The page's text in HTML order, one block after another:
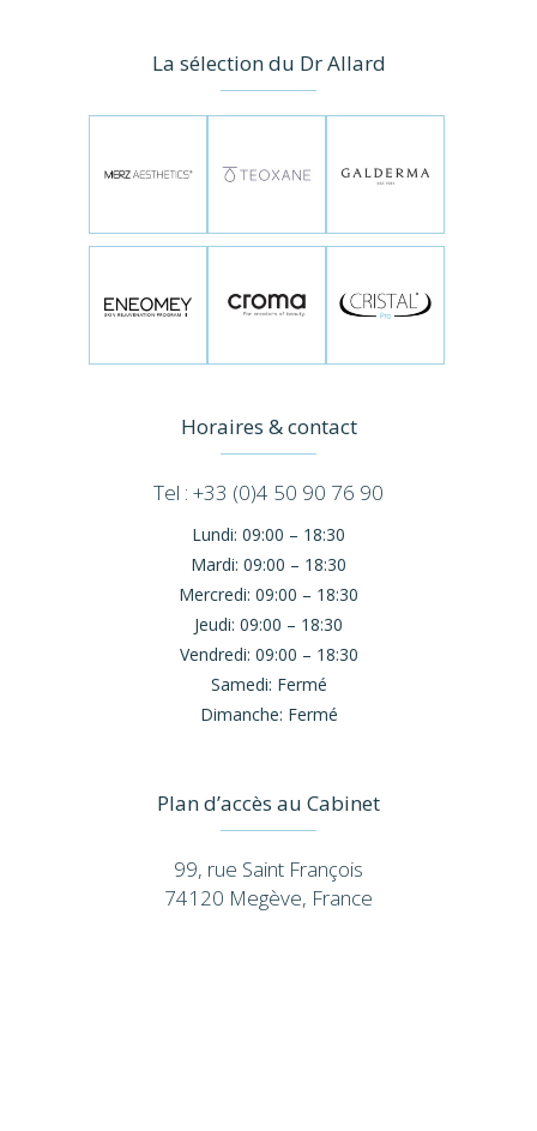
La sélection du Dr Allard
Horaires & contact
Tel : +33 (0)4 50 90 76 90
Lundi: 09:00 – 18:30
Mardi: 09:00 – 18:30
Mercredi: 09:00 – 18:30
Jeudi: 09:00 – 18:30
Vendredi: 09:00 – 18:30
Samedi: Fermé
Dimanche: Fermé
Plan d’accès au Cabinet
99, rue Saint François
74120 Megève, France